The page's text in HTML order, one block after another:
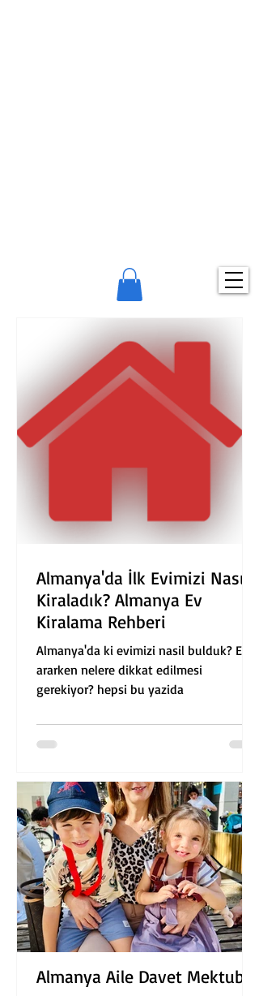
Almanya'da İlk Evimizi Nasıl
Kiraladık? Almanya Ev
Kiralama Rehberi
Almanya'da ki evimizi nasil bulduk? Ev
ararken nelere dikkat edilmesi
gerekiyor? hepsi bu yazida
Almanya Aile Davet Mektubu